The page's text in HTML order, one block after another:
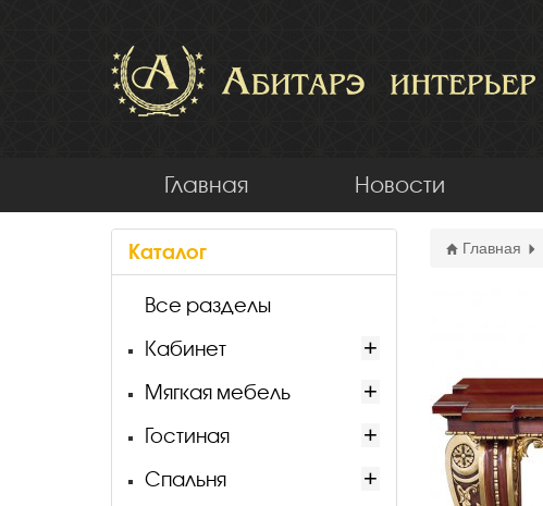
Главная Новости
Каталог
Все разделы
Кабинет
Мягкая мебель
Гостиная
Спальня
Главная